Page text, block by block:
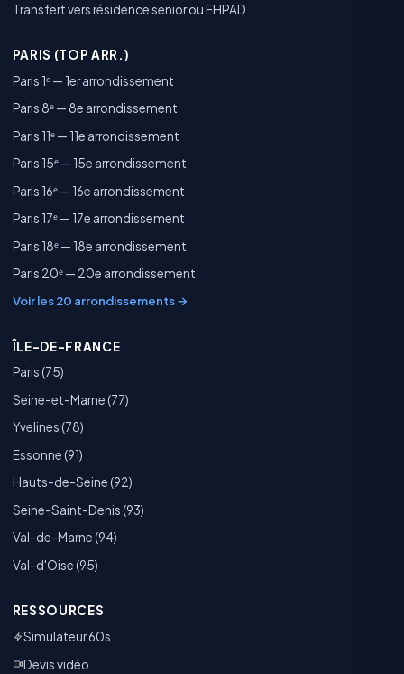
Transfert vers résidence senior ou EHPAD
PARIS (TOP ARR.)
Paris 1ᵉ — 1er arrondissement
Paris 8ᵉ — 8e arrondissement
Paris 11ᵉ — 11e arrondissement
Paris 15ᵉ — 15e arrondissement
Paris 16ᵉ — 16e arrondissement
Paris 17ᵉ — 17e arrondissement
Paris 18ᵉ — 18e arrondissement
Paris 20ᵉ — 20e arrondissement
Voir les 20 arrondissements →
ÎLE-DE-FRANCE
Paris (75)
Seine-et-Marne (77)
Yvelines (78)
Essonne (91)
Hauts-de-Seine (92)
Seine-Saint-Denis (93)
Val-de-Marne (94)
Val-d'Oise (95)
RESSOURCES
Simulateur 60s
Devis vidéo